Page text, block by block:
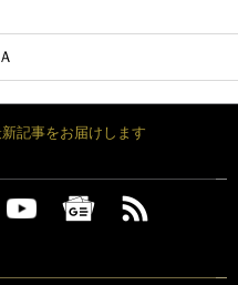
記事をお届けします